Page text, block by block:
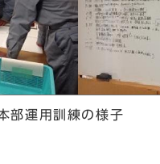
部運用訓練の様子